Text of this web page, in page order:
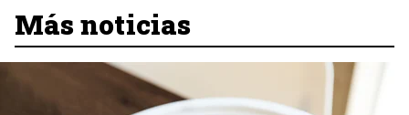
Más noticias